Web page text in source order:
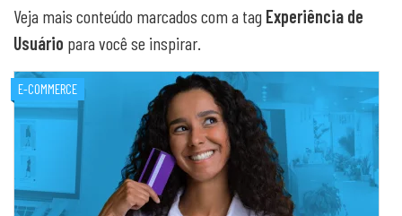
Veja mais conteúdo marcados com a tag Experiência de
Usuário para você se inspirar.
E-COMMERCE